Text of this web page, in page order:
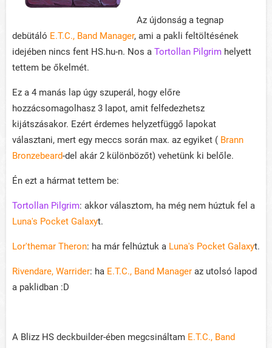
Az újdonság a tegnap
debütáló E.T.C., Band Manager, ami a pakli feltöltésének
idejében nincs fent HS.hu-n. Nos a Tortollan Pilgrim helyett
tettem be őkelmét.
Ez a 4 manás lap úgy szuperál, hogy előre
hozzácsomagolhasz 3 lapot, amit felfedezhetsz
kijátszásakor. Ezért érdemes helyzetfüggő lapokat
választani, mert egy meccs során max. az egyiket ( Brann
Bronzebeard-del akár 2 különbözőt) vehetünk ki belőle.
Én ezt a hármat tettem be:
Tortollan Pilgrim: akkor választom, ha még nem húztuk fel a
Luna's Pocket Galaxyt.
Lor'themar Theron: ha már felhúztuk a Luna's Pocket Galaxyt.
Rivendare, Warrider: ha E.T.C., Band Manager az utolsó lapod
a paklidban :D
A Blizz HS deckbuilder-ében megcsináltam E.T.C., Band